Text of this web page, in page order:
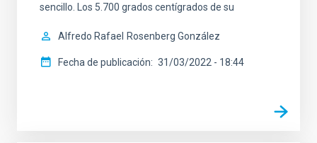
sencillo. Los 5.700 grados centígrados de su
Alfredo Rafael Rosenberg González
Fecha de publicación 31/03/2022 - 18:44